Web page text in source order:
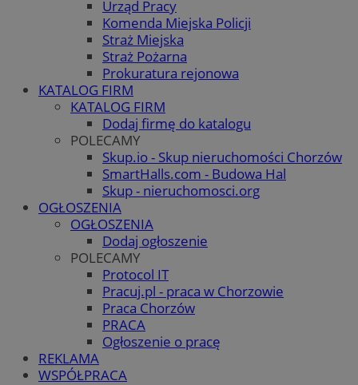
Urząd Pracy
Komenda Miejska Policji
Straż Miejska
Straż Pożarna
Prokuratura rejonowa
KATALOG FIRM
KATALOG FIRM
Dodaj firmę do katalogu
POLECAMY
Skup.io - Skup nieruchomości Chorzów
SmartHalls.com - Budowa Hal
Skup - nieruchomosci.org
OGŁOSZENIA
OGŁOSZENIA
Dodaj ogłoszenie
POLECAMY
Protocol IT
Pracuj.pl - praca w Chorzowie
Praca Chorzów
PRACA
Ogłoszenie o pracę
REKLAMA
WSPÓŁPRACA